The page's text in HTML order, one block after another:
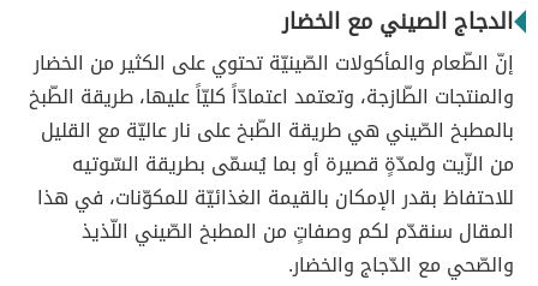
الدجاج الصيني مع الخضار
إنّ الطّعام والمأكولات الصّينيّة تحتوي على الكثير من الخضار
والمنتجات الطّازجة، وتعتمد اعتمادّاً كليّاً عليها، طريقة الطّبخ
بالمطبخ الصّيني هي طريقة الطّبخ على نار عاليّة مع القليل
من الزّيت ولمدّةٍ قصيرة أو بما يُسمّى بطريقة السّوتيه
للاحتفاظ بقدر الإمكان بالقيمة الغذائيّة للمكوّنات، في هذا
المقال سنقدّم لكم وصفاتٍ من المطبخ الصّيني اللّذيذ
والصّحي مع الدّجاج والخضار.